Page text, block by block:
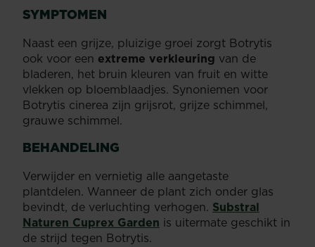
SYMPTOMEN
Naast een grijze, pluizige groei zorgt Botrytis
ook voor een extreme verkleuring van de
bladeren, het bruin kleuren van fruit en witte
vlekken op bloemblaadjes. Synoniemen voor
Botrytis cinerea zijn grijsrot, grijze schimmel,
grauwe schimmel.
BEHANDELING
Verwijder en vernietig alle aangetaste
plantdelen. Wanneer de plant zich onder glas
bevindt, de verluchting verhogen. Substral
Naturen Cuprex Garden is uitermate geschikt in
de strijd tegen Botrytis.